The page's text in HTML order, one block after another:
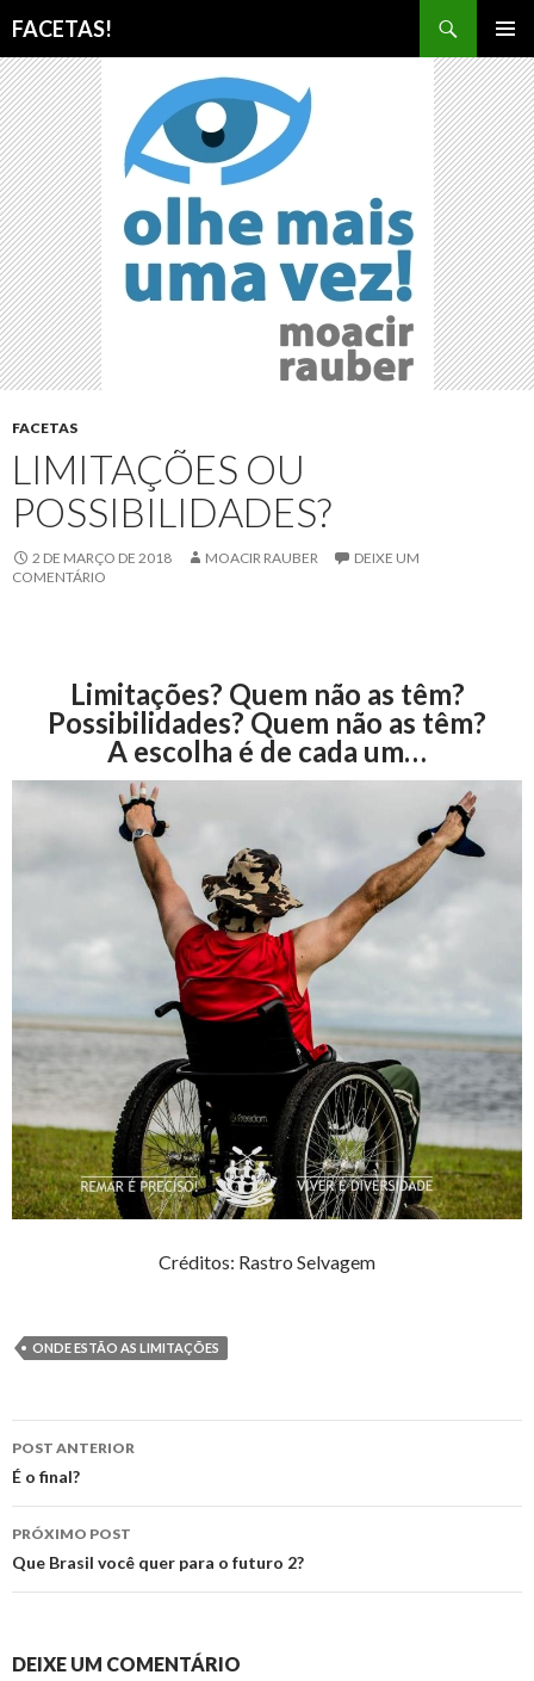
FACETAS!
MENU
PARA
O
CONTEÚDO
FACETAS
LIMITAÇÕES OU
POSSIBILIDADES?
2 DE MARÇO DE 2018 MOACIR RAUBER
DEIXE UM
COMENTÁRIO
Limitações? Quem não as têm?
Possibilidades? Quem não as têm?
A escolha é de cada um…
Créditos: Rastro Selvagem
ONDE ESTÃO AS LIMITAÇÕES
Navegação
de
posts
POST ANTERIOR
É o final?
PRÓXIMO POST
Que Brasil você quer para o futuro 2?
DEIXE UM COMENTÁRIO